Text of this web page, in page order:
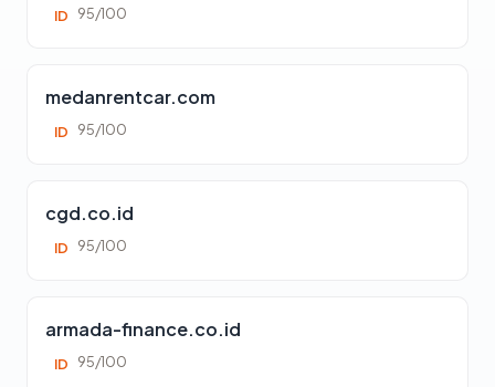
ID 95/100
medanrentcar.com
ID 95/100
cgd.co.id
ID 95/100
armada-finance.co.id
ID 95/100